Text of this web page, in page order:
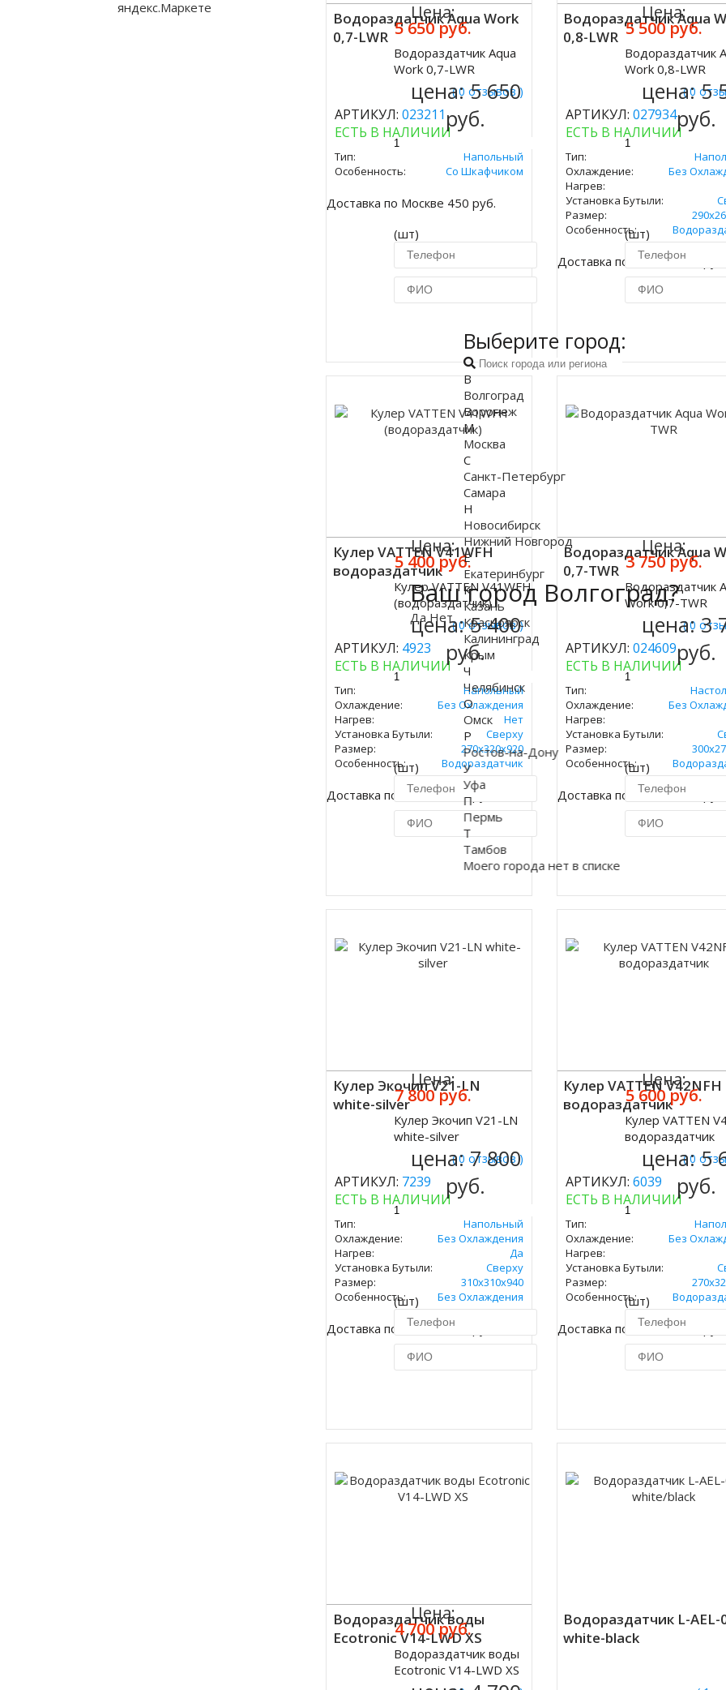
Водораздатчик Aqua Work
0,7-LWR
( 0 отзывов )
АРТИКУЛ: 023211
ЕСТЬ В НАЛИЧИИ
Тип:
Напольный
Особенность:
Со Шкафчиком
Доставка по Москве 450 руб.
Цена:
5 650 руб.
Водораздатчик Aqua
Work 0,7-LWR
цена:5 650
руб.
(шт)
Купить в 1 клик
Водораздатчик Aqua
0,8-LWR
( 0
АРТИКУЛ: 027934
ЕСТЬ В НАЛИЧИИ
Тип:
Охлаждение:
Без
Нагрев:
Установка Бутыли:
Размер:
Особенность:
Доставка по Москве 450 руб.
Цена:
5 500 руб.
Водораздатчик
Work 0,8-LWR
цена:5
руб.
(шт)
Кулер VATTEN V41WFH
водораздатчик
( 0 отзывов )
АРТИКУЛ: 4923
ЕСТЬ В НАЛИЧИИ
Тип:
Напольный
Охлаждение:
Без Охлаждения
Нагрев:
Нет
Установка Бутыли:
Сверху
Размер:
270х320х920
Особенность:
Водораздатчик
Доставка по Москве 450 руб.
Цена:
5 400 руб.
Кулер VATTEN V41WFH
(водораздатчик)
цена:5 400
руб.
(шт)
Купить в 1 клик
Водораздатчик Aqua
0,7-TWR
( 0
АРТИКУЛ: 024609
ЕСТЬ В НАЛИЧИИ
Тип:
Охлаждение:
Без
Нагрев:
Установка Бутыли:
Размер:
Особенность:
Доставка по Москве 450 руб.
Цена:
3 750 руб.
Купить
Водораздатчик
Work 0,7-TWR
цена:3
руб.
(шт)
Кулер Экочип V21-LN
white-silver
( 0 отзывов )
АРТИКУЛ: 7239
ЕСТЬ В НАЛИЧИИ
Тип:
Напольный
Охлаждение:
Без Охлаждения
Нагрев:
Да
Установка Бутыли:
Сверху
Размер:
310х310х940
Особенность:
Без Охлаждения
Доставка по Москве 450 руб.
Цена:
7 800 руб.
Кулер Экочип V21-LN
white-silver
цена:7 800
руб.
(шт)
Кулер VATTEN V42NFH
водораздатчик
( 0
АРТИКУЛ: 6039
ЕСТЬ В НАЛИЧИИ
Тип:
Охлаждение:
Без
Нагрев:
Установка Бутыли:
Размер:
Особенность:
Доставка по Москве 450 руб.
Цена:
5 600 руб.
Кулер VATTEN
водораздатчик
цена:5
руб.
(шт)
Водораздатчик воды
Ecotronic V14-LWD XS
Цена:
4 700 руб.
Водораздатчик воды
Ecotronic V14-LWD XS
Водораздатчик L-AEL-
white-black
Ваш город Волгоград?
Да Нет
Выберите город:
В
Волгоград
Воронеж
М
Москва
С
Санкт-Петербург
Самара
Н
Новосибирск
Нижний Новгород
Е
Екатеринбург
К
Казань
Красноярск
Калининград
Крым
Ч
Челябинск
О
Омск
Р
Ростов-на-Дону
У
Уфа
П
Пермь
Т
Тамбов
Моего города нет в списке